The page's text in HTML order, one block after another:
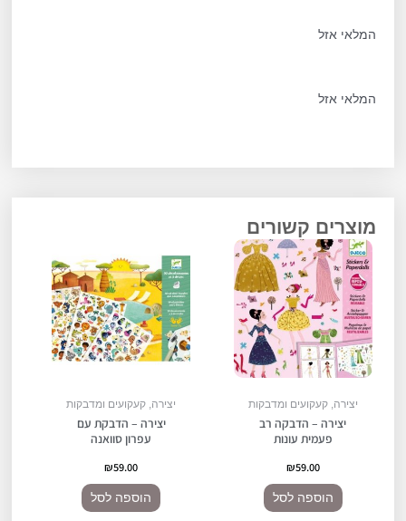
המלאי אזל
המלאי אזל
מוצרים קשורים
יצירה, קעקועים ומדבקות
יצירה – הדבקה רב
פעמית עונות
₪59.00
הוספה לסל
יצירה, קעקועים ומדבקות
יצירה – הדבקת עם
עפרון סוואנה
₪59.00
הוספה לסל